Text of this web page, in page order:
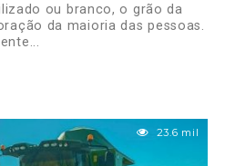
ou branco, o grão da
da maioria das pessoas.
23.6 mil